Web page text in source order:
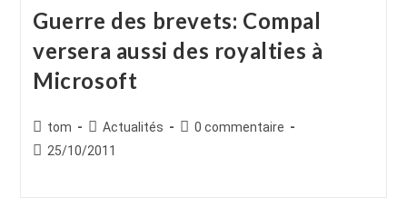
Guerre des brevets: Compal
versera aussi des royalties à
Microsoft
Auteur/autrice
de
tom
Post
category:
Actualités
Commentaires
0 commentaire
Publication
25/10/2011